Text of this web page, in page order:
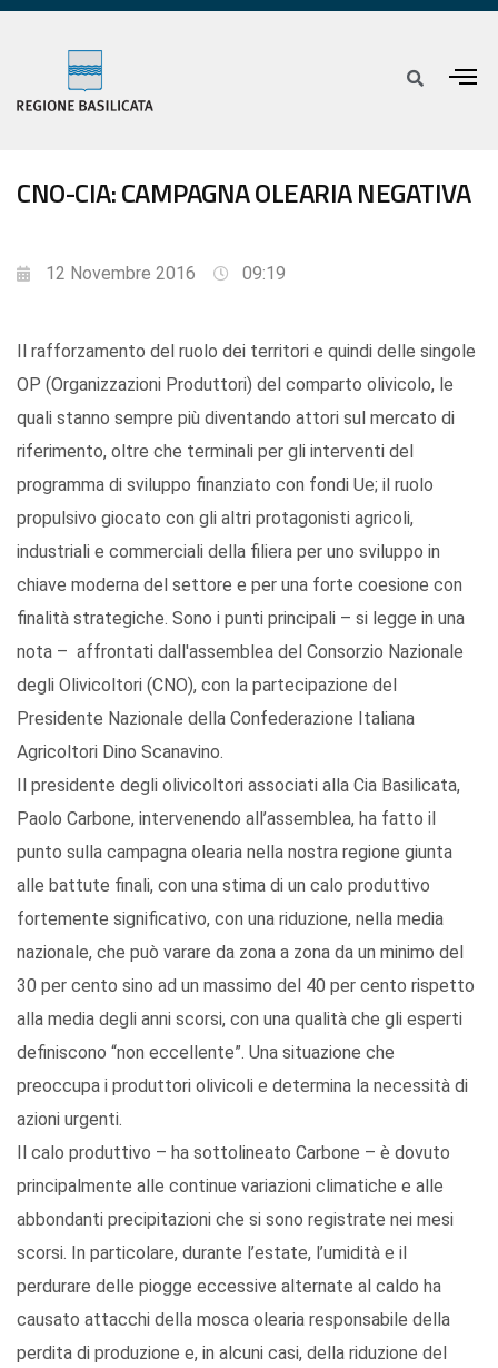
CNO-CIA: CAMPAGNA OLEARIA NEGATIVA
12 Novembre 2016 09:19
Il rafforzamento del ruolo dei territori e quindi delle singole
OP (Organizzazioni Produttori) del comparto olivicolo, le
quali stanno sempre più diventando attori sul mercato di
riferimento, oltre che terminali per gli interventi del
programma di sviluppo finanziato con fondi Ue; il ruolo
propulsivo giocato con gli altri protagonisti agricoli,
industriali e commerciali della filiera per uno sviluppo in
chiave moderna del settore e per una forte coesione con
finalità strategiche. Sono i punti principali – si legge in una
nota – affrontati dall'assemblea del Consorzio Nazionale
degli Olivicoltori (CNO), con la partecipazione del
Presidente Nazionale della Confederazione Italiana
Agricoltori Dino Scanavino.
Il presidente degli olivicoltori associati alla Cia Basilicata,
Paolo Carbone, intervenendo all’assemblea, ha fatto il
punto sulla campagna olearia nella nostra regione giunta
alle battute finali, con una stima di un calo produttivo
fortemente significativo, con una riduzione, nella media
nazionale, che può varare da zona a zona da un minimo del
30 per cento sino ad un massimo del 40 per cento rispetto
alla media degli anni scorsi, con una qualità che gli esperti
definiscono “non eccellente”. Una situazione che
preoccupa i produttori olivicoli e determina la necessità di
azioni urgenti.
Il calo produttivo – ha sottolineato Carbone – è dovuto
principalmente alle continue variazioni climatiche e alle
abbondanti precipitazioni che si sono registrate nei mesi
scorsi. In particolare, durante l’estate, l’umidità e il
perdurare delle piogge eccessive alternate al caldo ha
causato attacchi della mosca olearia responsabile della
perdita di produzione e, in alcuni casi, della riduzione del